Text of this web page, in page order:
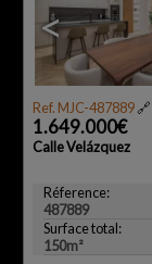
<
Ref. MJC-487889🔗
1.649.000€
Calle Velázquez
Réference:
487889
Surface total:
150m²